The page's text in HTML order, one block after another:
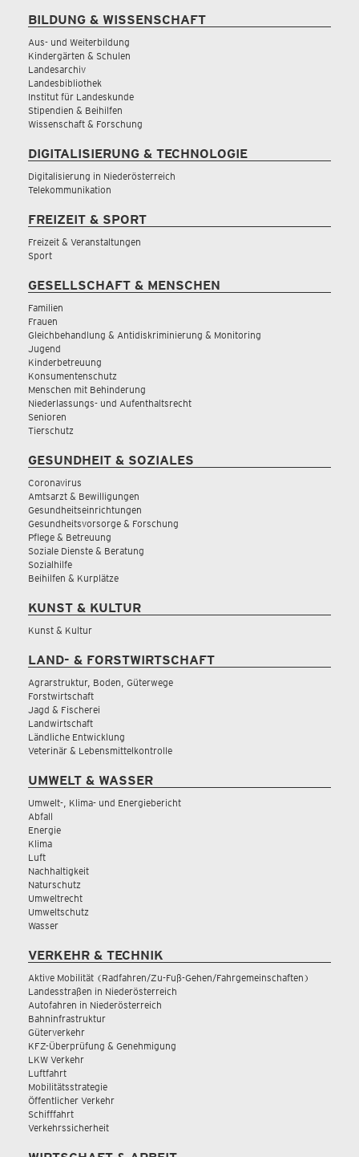
BILDUNG & WISSENSCHAFT
Aus- und Weiterbildung
Kindergärten & Schulen
Landesarchiv
Landesbibliothek
Institut für Landeskunde
Stipendien & Beihilfen
Wissenschaft & Forschung
DIGITALISIERUNG & TECHNOLOGIE
Digitalisierung in Niederösterreich
Telekommunikation
FREIZEIT & SPORT
Freizeit & Veranstaltungen
Sport
GESELLSCHAFT & MENSCHEN
Familien
Frauen
Gleichbehandlung & Antidiskriminierung & Monitoring
Jugend
Kinderbetreuung
Konsumentenschutz
Menschen mit Behinderung
Niederlassungs- und Aufenthaltsrecht
Senioren
Tierschutz
GESUNDHEIT & SOZIALES
Coronavirus
Amtsarzt & Bewilligungen
Gesundheitseinrichtungen
Gesundheitsvorsorge & Forschung
Pflege & Betreuung
Soziale Dienste & Beratung
Sozialhilfe
Beihilfen & Kurplätze
KUNST & KULTUR
Kunst & Kultur
LAND- & FORSTWIRTSCHAFT
Agrarstruktur, Boden, Güterwege
Forstwirtschaft
Jagd & Fischerei
Landwirtschaft
Ländliche Entwicklung
Veterinär & Lebensmittelkontrolle
UMWELT & WASSER
Umwelt-, Klima- und Energiebericht
Abfall
Energie
Klima
Luft
Nachhaltigkeit
Naturschutz
Umweltrecht
Umweltschutz
Wasser
VERKEHR & TECHNIK
Aktive Mobilität (Radfahren/Zu-Fuß-Gehen/Fahrgemeinschaften)
Landesstraßen in Niederösterreich
Autofahren in Niederösterreich
Bahninfrastruktur
Güterverkehr
KFZ-Überprüfung & Genehmigung
LKW Verkehr
Luftfahrt
Mobilitätsstrategie
Öffentlicher Verkehr
Schifffahrt
Verkehrssicherheit